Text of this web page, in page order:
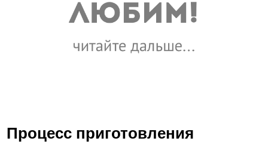
Процесс приготовления